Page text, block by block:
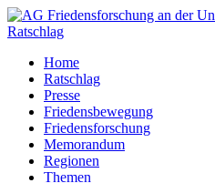
Home
Ratschlag
Presse
Friedensbewegung
Friedensforschung
Memorandum
Regionen
Themen